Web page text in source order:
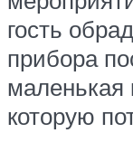
гость
прибора
маленькая
которую